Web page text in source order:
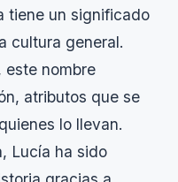
tiene un significado
cultura general.
este nombre
atributos que se
lo llevan.
Lucía ha sido